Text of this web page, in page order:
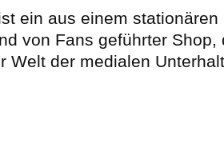
ein aus einem
von Fans geführter Shop,
Welt der medialen